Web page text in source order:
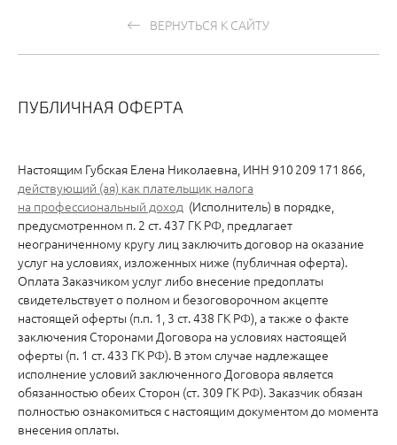
ВЕРНУТЬСЯ К САЙТУ
ПУБЛИЧНАЯ ОФЕРТА
Настоящим Губская Елена Николаевна, ИНН 910 209 171 866,
действующий (ая) как плательщик налога
на профессиональный доход (Исполнитель) в порядке,
предусмотренном п. 2 ст. 437 ГК РФ, предлагает
неограниченному кругу лиц заключить договор на оказание
услуг на условиях, изложенных ниже (публичная оферта).
Оплата Заказчиком услуг либо внесение предоплаты
свидетельствует о полном и безоговорочном акцепте
настоящей оферты (п.п. 1, 3 ст. 438 ГК РФ), а также о факте
заключения Сторонами Договора на условиях настоящей
оферты (п. 1 ст. 433 ГК РФ). В этом случае надлежащее
исполнение условий заключенного Договора является
обязанностью обеих Сторон (ст. 309 ГК РФ). Заказчик обязан
полностью ознакомиться с настоящим документом до момента
внесения оплаты.